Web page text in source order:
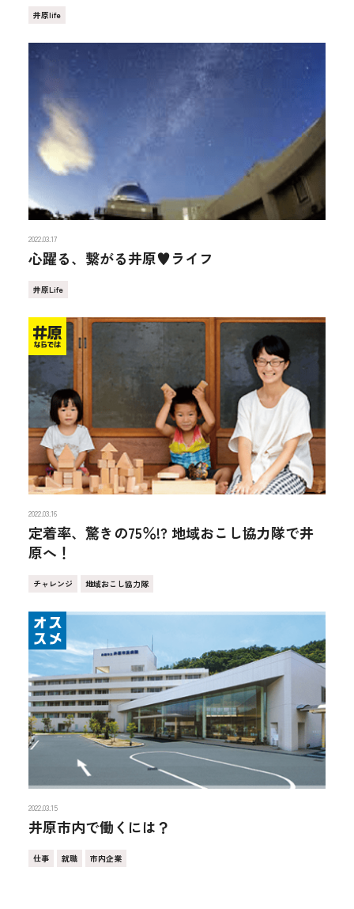
井原life
2022.03.17
心躍る、繋がる井原♥ライフ
井原Life
2022.03.16
定着率、驚きの75％!? 地域おこし協力隊で井
原へ！
チャレンジ 地域おこし協力隊
2022.03.15
井原市内で働くには？
仕事 就職 市内企業